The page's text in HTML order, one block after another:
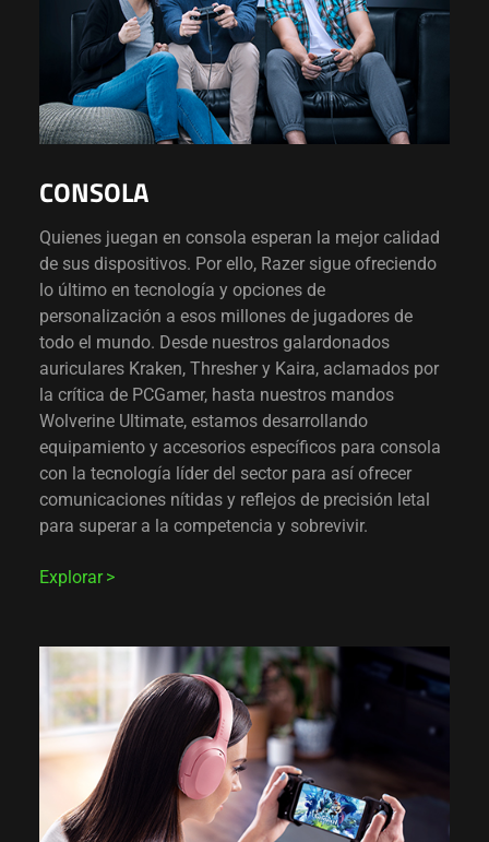
CONSOLA
Quienes juegan en consola esperan la mejor calidad
de sus dispositivos. Por ello, Razer sigue ofreciendo
lo último en tecnología y opciones de
personalización a esos millones de jugadores de
todo el mundo. Desde nuestros galardonados
auriculares Kraken, Thresher y Kaira, aclamados por
la crítica de PCGamer, hasta nuestros mandos
Wolverine Ultimate, estamos desarrollando
equipamiento y accesorios específicos para consola
con la tecnología líder del sector para así ofrecer
comunicaciones nítidas y reflejos de precisión letal
para superar a la competencia y sobrevivir.
Explorar